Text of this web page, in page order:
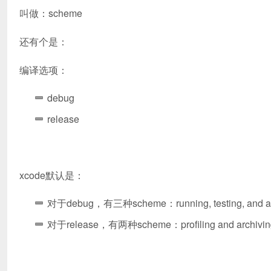
叫做：scheme
还有个是：
编译选项：
debug
release
xcode默认是：
对于debug，有三种scheme：running, testing, and
对于release，有两种scheme：profiling and